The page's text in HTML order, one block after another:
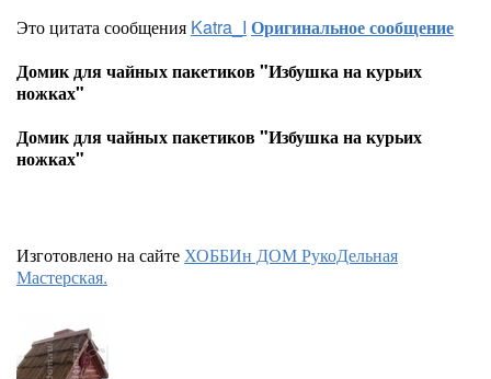
Это цитата сообщения Katra_I Оригинальное сообщение
Домик для чайных пакетиков "Избушка на курьих
ножках"
Домик для чайных пакетиков "Избушка на курьих
ножках"
Изготовлено на сайтеХОББИн ДОМ РукоДельная
Мастерская.